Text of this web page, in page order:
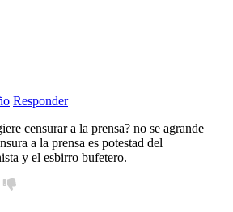
Responder
censurar a la prensa? no se agrande
a la prensa es potestad del
y el esbirro bufetero.